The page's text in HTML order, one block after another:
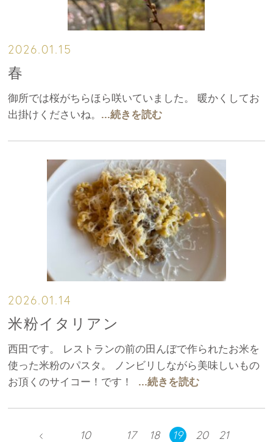
2026.01.15
春
御所では桜がちらほら咲いていました。 暖かくしてお
出掛けくださいね。 ...続きを読む
2026.01.14
米粉イタリアン
西田です。 レストランの前の田んぼで作られたお米を
使った米粉のパスタ。 ノンビリしながら美味しいもの
お頂くのサイコー！です！ ...続きを読む
10 17 18 19 20
21